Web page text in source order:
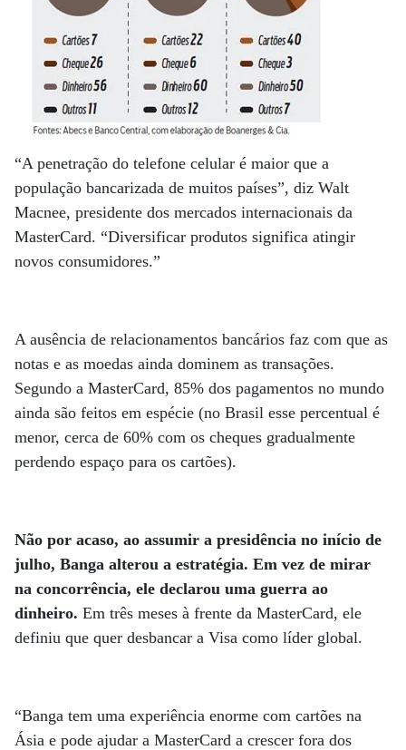
“A penetração do telefone celular é maior que a
população bancarizada de muitos países”, diz Walt
Macnee, presidente dos mercados internacionais da
MasterCard. “Diversificar produtos significa atingir
novos consumidores.”
A ausência de relacionamentos bancários faz com que as
notas e as moedas ainda dominem as transações.
Segundo a MasterCard, 85% dos pagamentos no mundo
ainda são feitos em espécie (no Brasil esse percentual é
menor, cerca de 60% com os cheques gradualmente
perdendo espaço para os cartões).
Não por acaso, ao assumir a presidência no início de
julho, Banga alterou a estratégia. Em vez de mirar
na concorrência, ele declarou uma guerra ao
dinheiro. Em três meses à frente da MasterCard, ele
definiu que quer desbancar a Visa como líder global.
“Banga tem uma experiência enorme com cartões na
Ásia e pode ajudar a MasterCard a crescer fora dos